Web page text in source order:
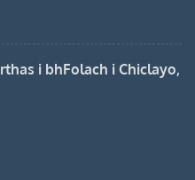
i bhFolach i Chiclayo,